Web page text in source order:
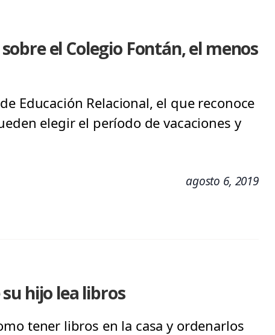
el Colegio Fontán, el menos
Educación Relacional, el que reconoce
elegir el período de vacaciones y
agosto 6, 2019
hijo lea libros
tener libros en la casa y ordenarlos